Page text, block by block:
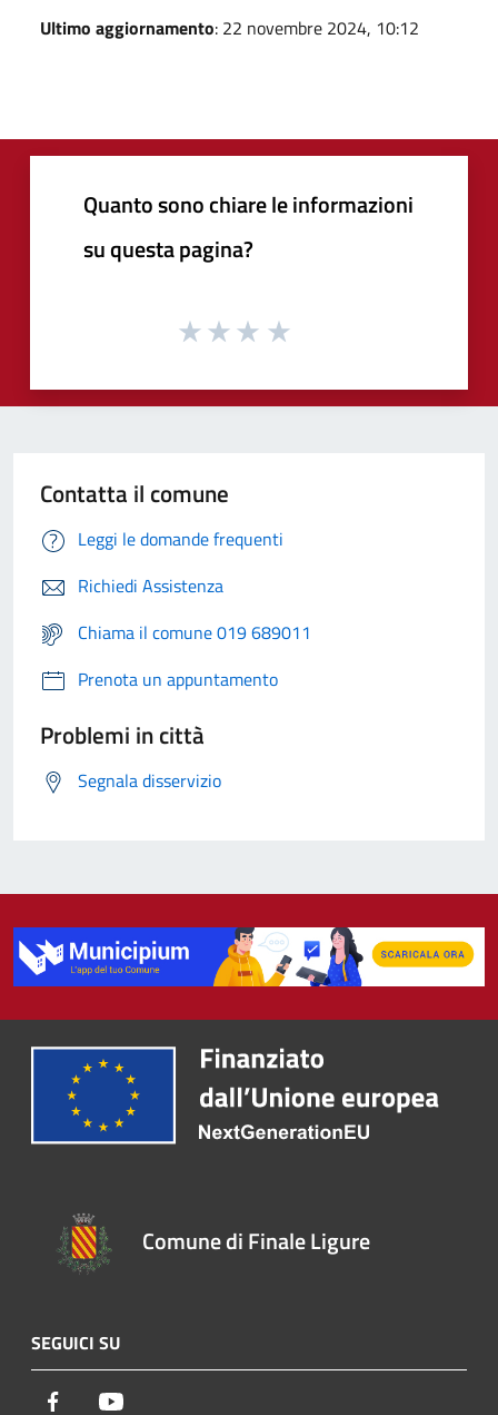
Ultimo aggiornamento: 22 novembre 2024, 10:12
Quanto sono chiare le informazioni
su questa pagina?
Contatta il comune
Leggi le domande frequenti
Richiedi Assistenza
Chiama il comune 019 689011
Prenota un appuntamento
Problemi in città
Segnala disservizio
Comune di Finale Ligure
SEGUICI SU
Facebook